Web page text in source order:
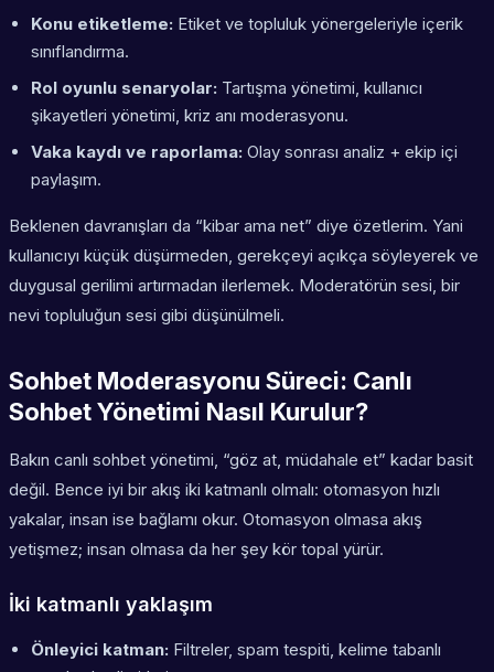
Konu etiketleme: Etiket ve topluluk yönergeleriyle içerik
sınıflandırma.
Rol oyunlu senaryolar: Tartışma yönetimi, kullanıcı
şikayetleri yönetimi, kriz anı moderasyonu.
Vaka kaydı ve raporlama: Olay sonrası analiz + ekip içi
paylaşım.
Beklenen davranışları da “kibar ama net” diye özetlerim. Yani
kullanıcıyı küçük düşürmeden, gerekçeyi açıkça söyleyerek ve
duygusal gerilimi artırmadan ilerlemek. Moderatörün sesi, bir
nevi topluluğun sesi gibi düşünülmeli.
Sohbet Moderasyonu Süreci: Canlı
Sohbet Yönetimi Nasıl Kurulur?
Bakın canlı sohbet yönetimi, “göz at, müdahale et” kadar basit
değil. Bence iyi bir akış iki katmanlı olmalı: otomasyon hızlı
yakalar, insan ise bağlamı okur. Otomasyon olmasa akış
yetişmez; insan olmasa da her şey kör topal yürür.
İki katmanlı yaklaşım
Önleyici katman: Filtreler, spam tespiti, kelime tabanlı